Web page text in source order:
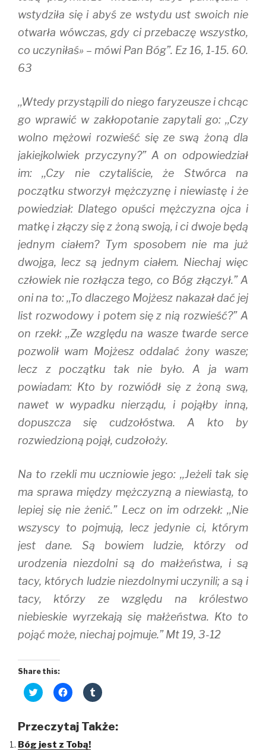
wstydziła się i abyś ze wstydu ust swoich nie
otwarła wówczas, gdy ci przebaczę wszystko,
co uczyniłaś» – mówi Pan Bóg”. Ez 16, 1-15. 60.
63
,,Wtedy przystąpili do niego faryzeusze i chcąc
go wprawić w zakłopotanie zapytali go: ,,Czy
wolno mężowi rozwieść się ze swą żoną dla
jakiejkolwiek przyczyny?” A on odpowiedział
im: ,,Czy nie czytaliście, że Stwórca na
początku stworzył mężczyznę i niewiastę i że
powiedział: Dlatego opuści mężczyzna ojca i
matkę i złączy się z żoną swoją, i ci dwoje będą
jednym ciałem? Tym sposobem nie ma już
dwojga, lecz są jednym ciałem. Niechaj więc
człowiek nie rozłącza tego, co Bóg złączył.” A
oni na to: ,,To dlaczego Mojżesz nakazał dać jej
list rozwodowy i potem się z nią rozwieść?” A
on rzekł: ,,Ze względu na wasze twarde serce
pozwolił wam Mojżesz oddalać żony wasze;
lecz z początku tak nie było. A ja wam
powiadam: Kto by rozwiódł się z żoną swą,
nawet w wypadku nierządu, i pojąłby inną,
dopuszcza się cudzołóstwa. A kto by
rozwiedzioną pojął, cudzołoży.
Na to rzekli mu uczniowie jego: ,,Jeżeli tak się
ma sprawa między mężczyzną a niewiastą, to
lepiej się nie żenić.” Lecz on im odrzekł: ,,Nie
wszyscy to pojmują, lecz jedynie ci, którym
jest dane. Są bowiem ludzie, którzy od
urodzenia niezdolni są do małżeństwa, i są
tacy, których ludzie niezdolnymi uczynili; a są i
tacy, którzy ze względu na królestwo
niebieskie wyrzekają się małżeństwa. Kto to
pojąć może, niechaj pojmuje.” Mt 19, 3-12
Share this:
C
l
t
s
C
l
t
s
C
l
t
Przeczytaj Także:
Bóg jest z Tobą!